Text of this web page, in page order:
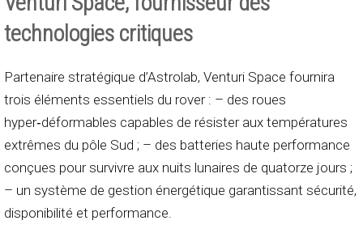
technologies critiques
Partenaire stratégique d’Astrolab, Venturi Space fournira
trois éléments essentiels du rover : – des roues
hyper‑déformables capables de résister aux températures
extrêmes du pôle Sud ; – des batteries haute performance
conçues pour survivre aux nuits lunaires de quatorze jours ;
– un système de gestion énergétique garantissant sécurité,
disponibilité et performance.